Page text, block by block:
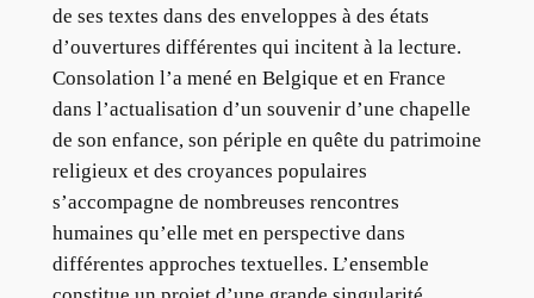
de ses textes dans des enveloppes à des états
d’ouvertures différentes qui incitent à la lecture.
Consolation l’a mené en Belgique et en France
dans l’actualisation d’un souvenir d’une chapelle
de son enfance, son périple en quête du patrimoine
religieux et des croyances populaires
s’accompagne de nombreuses rencontres
humaines qu’elle met en perspective dans
différentes approches textuelles. L’ensemble